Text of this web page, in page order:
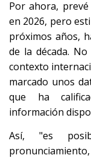
Por ahora,
en 2026, pero
próximos años,
de la década.
contexto
marcado unos
que ha
información
Así, "es